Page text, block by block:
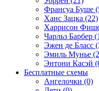
Франсуа Буше
Ханс Зацка (22)
Харрисон
Чарльз Барбер
Эжен де Бласс
Эмиль Мунье
Энтони Касэй
Бесплатные схемы
Ангелочки (0)